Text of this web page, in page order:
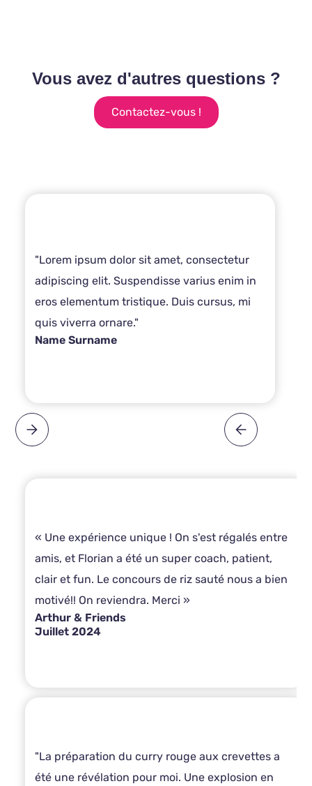
Vous avez d'autres questions ?
Contactez-vous !
"Lorem ipsum dolor sit amet, consectetur
adipiscing elit. Suspendisse varius enim in
eros elementum tristique. Duis cursus, mi
quis viverra ornare."
Name Surname
« Une expérience unique ! On s'est régalés entre
amis, et Florian a été un super coach, patient,
clair et fun. Le concours de riz sauté nous a bien
motivé!! On reviendra. Merci »
Arthur & Friends
Juillet 2024
"La préparation du curry rouge aux crevettes a
été une révélation pour moi. Une explosion en